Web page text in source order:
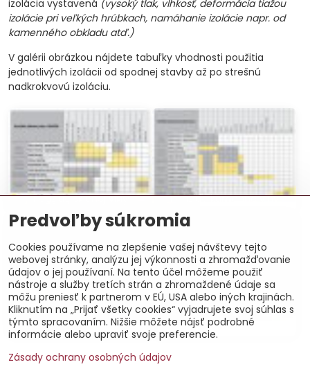
izolácia vystavená (vysoký tlak, vlhkosť, deformácia tiažou
izolácie pri veľkých hrúbkach, namáhanie izolácie napr. od
kamenného obkladu atď.)
V galérii obrázkou nájdete tabuľky vhodnosti použitia
jednotlivých izolácii od spodnej stavby až po strešnú
nadkrokvovú izoláciu.
Použitie sklenej vlny Použitie kamenne vlny
Použitie polystyrénu Isover Styrodur a Puren
Predvoľby súkromia
Cookies používame na zlepšenie vašej návštevy tejto
webovej stránky, analýzu jej výkonnosti a zhromažďovanie
údajov o jej používaní. Na tento účel môžeme použiť
nástroje a služby tretích strán a zhromaždené údaje sa
môžu preniesť k partnerom v EÚ, USA alebo iných krajinách.
Kliknutím na „Prijať všetky cookies“ vyjadrujete svoj súhlas s
týmto spracovaním. Nižšie môžete nájsť podrobné
informácie alebo upraviť svoje preferencie.
Zásady ochrany osobných údajov